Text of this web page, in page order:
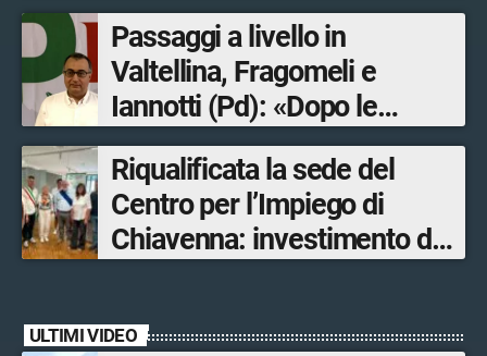
Passaggi a livello in
Valtellina, Fragomeli e
Iannotti (Pd): «Dopo le
Olimpiadi solo un terzo delle
opere sostitutive sarà
ultimato entro il 2026»
Riqualificata la sede del
Centro per l’Impiego di
Chiavenna: investimento da
ULTIMI VIDEO